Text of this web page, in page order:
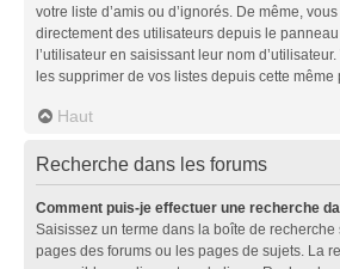
votre liste d’amis ou d’ignorés. De même,
directement des utilisateurs depuis le
l’utilisateur en saisissant leur nom
les supprimer de vos listes depuis cette même
Haut
Recherche dans les forums
Comment puis-je effectuer une recherche
Saisissez un terme dans la boîte de recherche
pages des forums ou les pages de sujets. La